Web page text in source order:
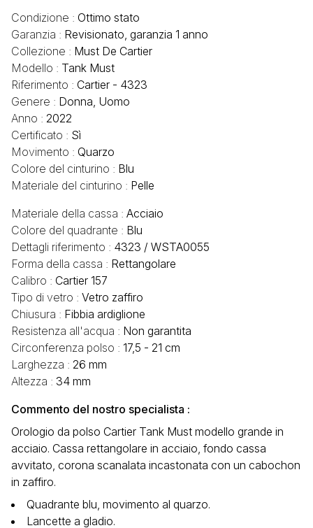
Condizione : Ottimo stato
Garanzia : Revisionato, garanzia 1 anno
Collezione : Must De Cartier
Modello : Tank Must
Riferimento : Cartier - 4323
Genere : Donna, Uomo
Anno : 2022
Certificato : Sì
Movimento : Quarzo
Colore del cinturino : Blu
Materiale del cinturino : Pelle
Materiale della cassa : Acciaio
Colore del quadrante : Blu
Dettagli riferimento : 4323 / WSTA0055
Forma della cassa : Rettangolare
Calibro : Cartier 157
Tipo di vetro : Vetro zaffiro
Chiusura : Fibbia ardiglione
Resistenza all'acqua : Non garantita
Circonferenza polso : 17,5 - 21 cm
Larghezza : 26 mm
Altezza : 34 mm
Commento del nostro specialista :
Orologio da polso Cartier Tank Must modello grande in
acciaio. Cassa rettangolare in acciaio, fondo cassa
avvitato, corona scanalata incastonata con un cabochon
in zaffiro.
Quadrante blu, movimento al quarzo.
Lancette a gladio.